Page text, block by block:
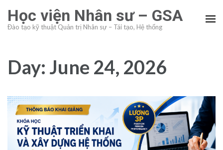
content
Enter)
Học viện Nhân sư – GSA
Đào tạo kỹ thuật Quản trị Nhân sự – Tái tạo, Hệ thống
Day: June 24, 2026